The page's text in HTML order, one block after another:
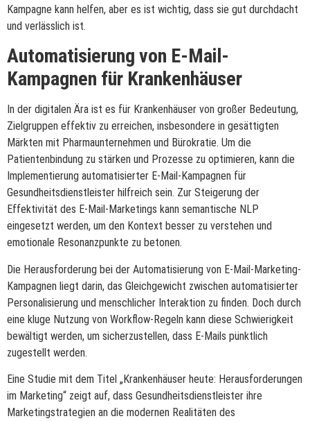
Kampagne kann helfen, aber es ist wichtig, dass sie gut durchdacht
und verlässlich ist.
Automatisierung von E-Mail-
Kampagnen für Krankenhäuser
In der digitalen Ära ist es für Krankenhäuser von großer Bedeutung,
Zielgruppen effektiv zu erreichen, insbesondere in gesättigten
Märkten mit Pharmaunternehmen und Bürokratie. Um die
Patientenbindung zu stärken und Prozesse zu optimieren, kann die
Implementierung automatisierter E-Mail-Kampagnen für
Gesundheitsdienstleister hilfreich sein. Zur Steigerung der
Effektivität des E-Mail-Marketings kann semantische NLP
eingesetzt werden, um den Kontext besser zu verstehen und
emotionale Resonanzpunkte zu betonen.
Die Herausforderung bei der Automatisierung von E-Mail-Marketing-
Kampagnen liegt darin, das Gleichgewicht zwischen automatisierter
Personalisierung und menschlicher Interaktion zu finden. Doch durch
eine kluge Nutzung von Workflow-Regeln kann diese Schwierigkeit
bewältigt werden, um sicherzustellen, dass E-Mails pünktlich
zugestellt werden.
Eine Studie mit dem Titel „Krankenhäuser heute: Herausforderungen
im Marketing“ zeigt auf, dass Gesundheitsdienstleister ihre
Marketingstrategien an die modernen Realitäten des